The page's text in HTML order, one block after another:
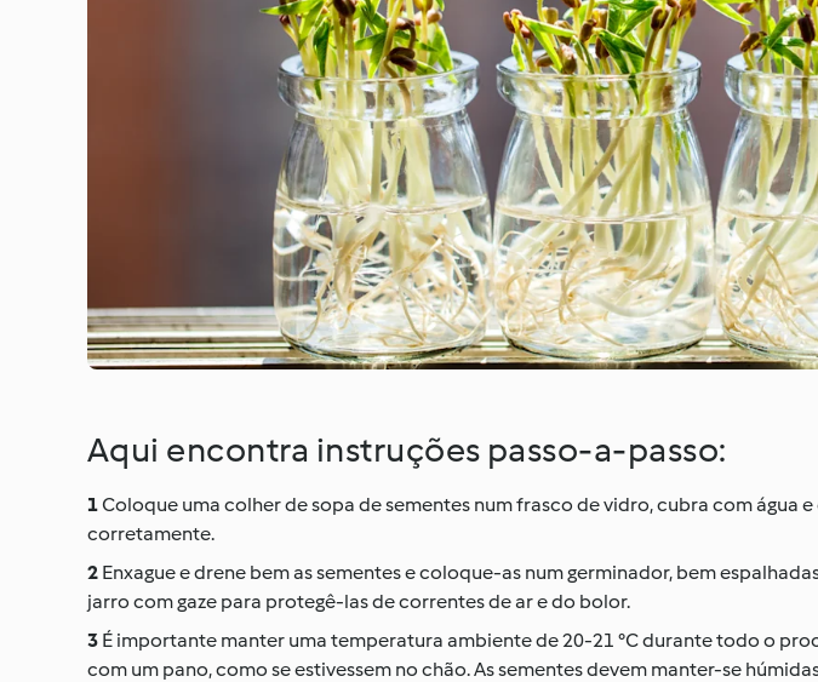
Aqui encontra instruções passo-a-passo:
Coloque uma colher de sopa de sementes num frasco de vidro, cubra com água
corretamente.
Enxague e drene bem as sementes e coloque-as num germinador, bem
jarro com gaze para protegê-las de correntes de ar e do bolor.
É importante manter uma temperatura ambiente de 20-21 °C durante todo o
com um pano, como se estivessem no chão. As sementes devem manter-se